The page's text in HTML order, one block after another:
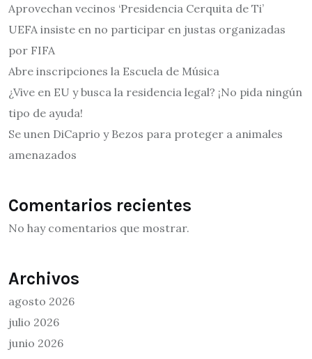
Aprovechan vecinos ‘Presidencia Cerquita de Ti’
UEFA insiste en no participar en justas organizadas
por FIFA
Abre inscripciones la Escuela de Música
¿Vive en EU y busca la residencia legal? ¡No pida ningún
tipo de ayuda!
Se unen DiCaprio y Bezos para proteger a animales
amenazados
Comentarios recientes
No hay comentarios que mostrar.
Archivos
agosto 2026
julio 2026
junio 2026